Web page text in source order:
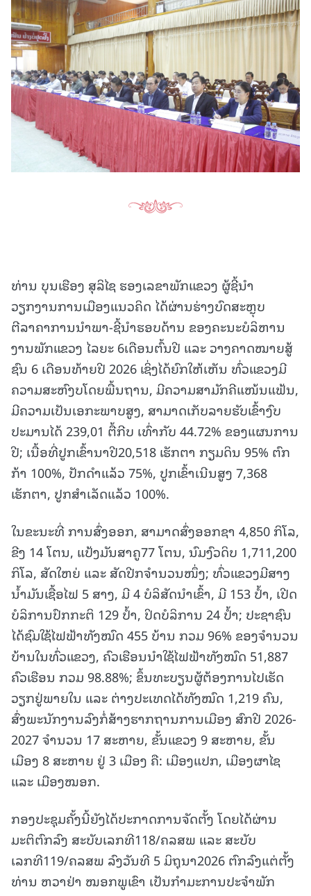
ທ່ານ ບຸນເຮືອງ ສຸລິໄຊ ຮອງເລຂາພັກແຂວງ ຜູ້ຊີ້ນຳ
ວຽກງານການເມືອງແນວຄິດ ໄດ້ຜ່ານຮ່າງບົດສະຫຼຸບ
ຕີລາຄາການນຳພາ-ຊີ້ນຳຮອບດ້ານ ຂອງຄະນະບໍລິຫານ
ງານພັກແຂວງ ໄລຍະ 6ເດືອນຕົ້ນປີ ແລະ ວາງຄາດໝາຍສູ້
ຊົນ 6 ເດືອນທ້າຍປີ 2026 ເຊິ່ງໄດ້ຍົກໃຫ້ເຫັນ ທົ່ວແຂວງມີ
ຄວາມສະຫົງບໂດຍພື້ນຖານ, ມີຄວາມສາມັກຄີແໜ້ນແຟ້ນ,
ມີຄວາມເປັນເອກະພາບສູງ, ສາມາດເກັບລາຍຮັບເຂົ້າງົບ
ປະມານໄດ້ 239,01 ຕື້ກີບ ເທົ່າກັບ 44.72% ຂອງແຜນການ
ປີ; ເນື້ອທີ່ປູກເຂົ້ານາປີ20,518 ເຮັກຕາ ກຽມດິນ 95% ຕົກ
ກ້າ 100%, ປັກດຳແລ້ວ 75%, ປູກເຂົ້າເນີນສູງ 7,368
ເຮັກຕາ, ປູກສຳເລັດແລ້ວ 100%.
ໃນຂະນະທີ່ ການສົ່ງອອກ, ສາມາດສົ່ງອອກຊາ 4,850 ກິໂລ,
ຂີງ 14 ໂຕນ, ແປ້ງມັນສາຄູ77 ໂຕນ, ນົມງົວດິບ 1,711,200
ກິໂລ, ສັດໃຫຍ່ ແລະ ສັດປີກຈຳນວນໜຶ່ງ; ທົ່ວແຂວງມີສາງ
ນໍ້າມັນເຊື້ອໄຟ 5 ສາງ, ມີ 4 ບໍລິສັດນຳເຂົ້າ, ມີ 153 ປໍ້າ, ເປີດ
ບໍລິການປົກກະຕິ 129 ປໍ້າ, ປິດບໍລິການ 24 ປໍ້າ; ປະຊາຊົນ
ໄດ້ຊົມໃຊ້ໄຟຟ້າທັງໝົດ 455 ບ້ານ ກວມ 96% ຂອງຈຳນວນ
ບ້ານໃນທົ່ວແຂວງ, ຄົວເຮືອນນໍາໃຊ້ໄຟຟ້າທັງໝົດ 51,887
ຄົວເຮືອນ ກວມ 98.88%; ຂຶ້ນທະບຽນຜູ້ຕ້ອງການໄປເຮັດ
ວຽກຢູ່ພາຍໃນ ແລະ ຕ່າງປະເທດໄດ້ທັງໝົດ 1,219 ຄົນ,
ສົ່ງພະນັກງານລົງກໍ່ສ້າງຮາກຖານການເມືອງ ສົກປີ 2026-
2027 ຈຳນວນ 17 ສະຫາຍ, ຂັ້ນແຂວງ 9 ສະຫາຍ, ຂັ້ນ
ເມືອງ 8 ສະຫາຍ ຢູ່ 3 ເມືອງ ຄື: ເມືອງແປກ, ເມືອງຜາໄຊ
ແລະ ເມືອງໝອກ.
ກອງປະຊຸມຄັ້ງນີ້ຍັງໄດ້ປະກາດການຈັດຕັ້ງ ໂດຍໄດ້ຜ່ານ
ມະຕິຕົກລົງ ສະບັບເລກທີ118/ຄລສພ ແລະ ສະບັບ
ເລກທີ119/ຄລສພ ລົງວັນທີ 5 ມິຖຸນາ2026 ຕົກລົງແຕ່ຕັ້ງ
ທ່ານ ຫວາຢ່າ ໝອກພູເຂົາ ເປັນກຳມະການປະຈຳພັກ